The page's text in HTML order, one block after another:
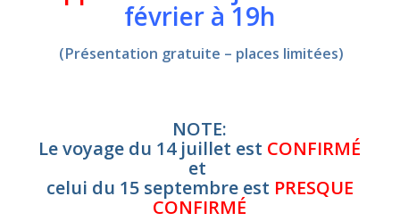
février à 19h
(Présentation gratuite – places limitées)
NOTE:
Le voyage du 14 juillet est CONFIRMÉ
et
celui du 15 septembre est PRESQUE
CONFIRMÉ